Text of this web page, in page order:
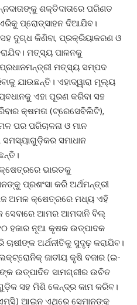
ଶକ୍ତିଦାତାରେ ପରିଣତ
ପ୍ରୋତ୍ସାହନ ଦିଆଯିବ।
ଦୁଗ୍ଧ କିଣିବା, ପ୍ରକ୍ରିୟାକରଣ ଓ
ମତ୍ସ୍ୟ ପାଳନକୁ
ପ୍ରଧାନମନ୍ତ୍ରୀ ମତ୍ସ୍ୟ ସମ୍ପଦ
ଯାଉଛନ୍ତି। ଏହାଦ୍ୱାରା ମୂଲ୍ୟ
ଏହା ପୂରଣ କରିବା ସହ
କ୍ଷମତା (ଟ୍ରେସେବିଲିଟି),
ପର ପରିଚାଳନା ଓ ମାନ
ସମାଧାନ
ଭାରତକୁ
ପ୍ରଶଂସା କରି ଅର୍ଥମନ୍ତ୍ରୀ
ଅମଳ କ୍ଷେତ୍ରରେ ମଧ୍ୟ ଏହି
ସେବାରେ ଆମର ଆମଦାନି ବିଲ୍‌
୧୦ ହଜାର ନୂଆ କୃଷକ ଉତ୍ପାଦକ
ଅର୍ଥନୀତିକୁ ସୁଦୃଢ଼ କରାଯିବ।
ଜାତୀୟ କୃଷି ବଜାର (ଇ-
ଉତ୍ପାଦିତ ସାମଗ୍ରୀର ଉଚିତ
ସହ ମିଶି କେନ୍ଦ୍ର କାମ କରିବ।
ଆଇନ ଏଥିରେ ସେମାନଙ୍କୁ